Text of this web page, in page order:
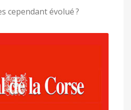
cependant évolué ?